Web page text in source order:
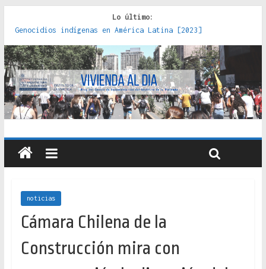
Lo último:
Genocidios indígenas en América Latina [2023]
Estudios sobre la espacialización de los Estados :
políticas, prácticas y representaciones [2022]
Donde el pedernal choca con el acero : hacia una teoría
crítica de las fronteras latinoamericanas [2020]
Criterios técnicos para una vivienda adecuada [2019]
Red de consultorios de la Caja del Seguro Obrero en
Santiago : un patrimonio emblemático [2014]
noticias
Cámara Chilena de la
Construcción mira con